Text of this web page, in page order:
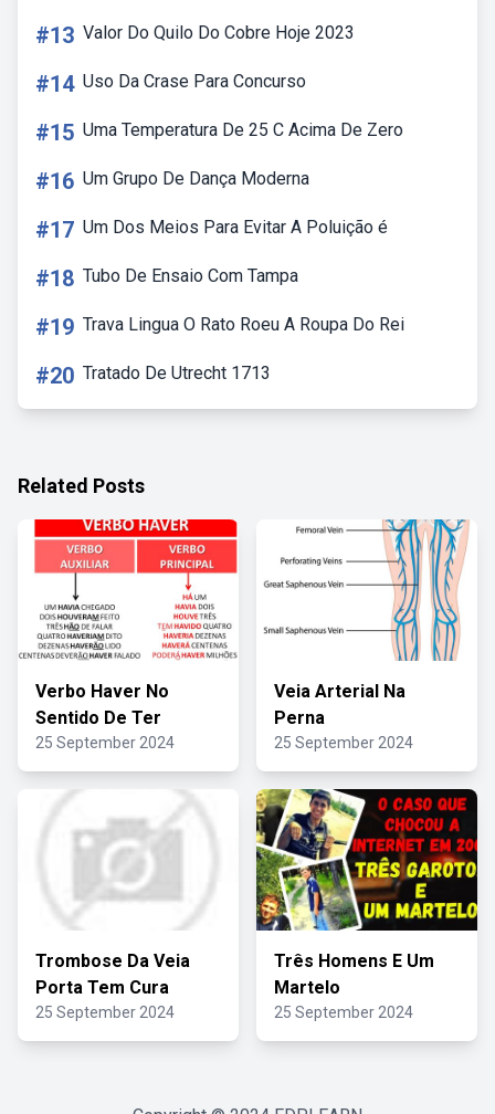
#13 Valor Do Quilo Do Cobre Hoje 2023
#14 Uso Da Crase Para Concurso
#15 Uma Temperatura De 25 C Acima De Zero
#16 Um Grupo De Dança Moderna
#17 Um Dos Meios Para Evitar A Poluição é
#18 Tubo De Ensaio Com Tampa
#19 Trava Lingua O Rato Roeu A Roupa Do Rei
#20 Tratado De Utrecht 1713
Related Posts
Verbo Haver No
Sentido De Ter
25 September 2024
Veia Arterial Na
Perna
25 September 2024
Trombose Da Veia
Porta Tem Cura
25 September 2024
Três Homens E Um
Martelo
25 September 2024